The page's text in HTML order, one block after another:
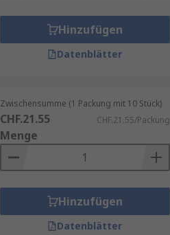
Hinzufügen
Datenblätter
Zwischensumme (1 Packung mit 10 Stück)
CHF.21.55 CHF.21.55/Packung
Menge
Hinzufügen
Datenblätter